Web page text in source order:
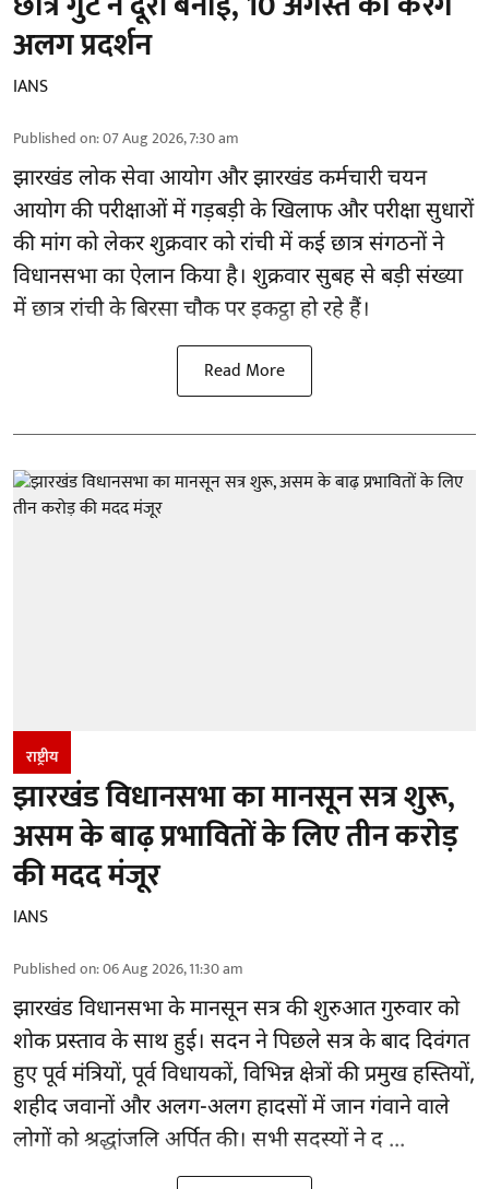
अलग प्रदर्शन
IANS
Published on:07 Aug 2026, 7:30 am
झारखंडलोक सेवा आयोग और झारखंड कर्मचारी चयन
आयोग की परीक्षाओं में गड़बड़ी के खिलाफ और परीक्षा सुधारों
की मांग को लेकर शुक्रवार को रांची में कई छात्र संगठनों ने
विधानसभा का ऐलान किया है। शुक्रवार सुबह से बड़ी संख्या
में छात्र रांची के बिरसा चौक पर इकट्ठा हो रहे हैं।
Read More
राष्ट्रीय
झारखंड विधानसभा का मानसून सत्र शुरू,
असम के बाढ़ प्रभावितों के लिए तीन करोड़
की मदद मंजूर
IANS
Published on:06 Aug 2026, 11:30 am
झारखंडविधानसभा के मानसून सत्र की शुरुआत गुरुवार को
शोक प्रस्ताव के साथ हुई। सदन ने पिछले सत्र के बाद दिवंगत
हुए पूर्व मंत्रियों, पूर्व विधायकों, विभिन्न क्षेत्रों की प्रमुख हस्तियों,
शहीद जवानों और अलग-अलग हादसों में जान गंवाने वाले
लोगों को श्रद्धांजलि अर्पित की। सभी सदस्यों ने द ...